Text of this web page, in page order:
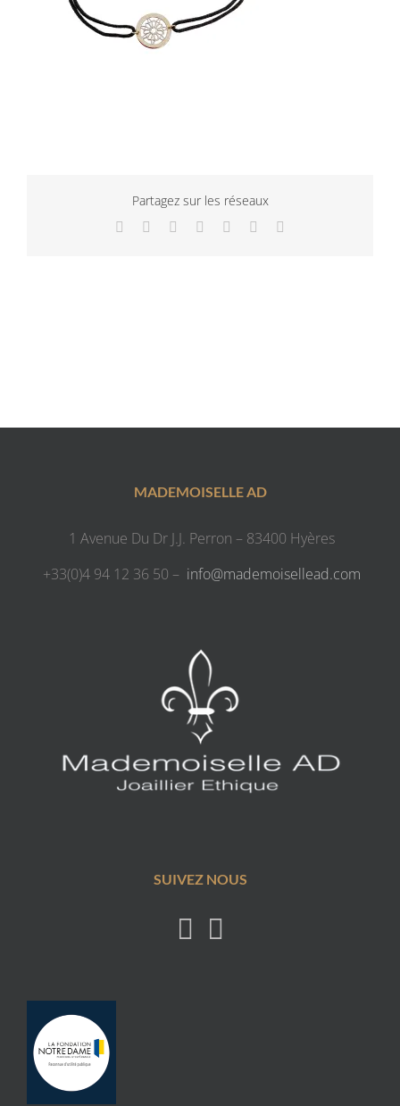
Partagez sur les réseaux
Facebook
TwitterLinkedInWhatsApp
TumblrPinterest
MADEMOISELLE AD
1 Avenue Du Dr J.J. Perron – 83400 Hyères
+33(0)4 94 12 36 50 – info@mademoisellead.com
SUIVEZ NOUS